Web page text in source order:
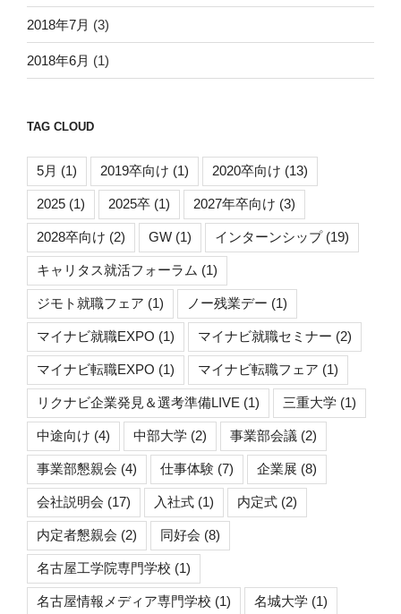
2018年7月 (3)
2018年6月 (1)
TAG CLOUD
5月 (1) 2019卒向け (1) 2020卒向け (13)
2025 (1) 2025卒 (1) 2027年卒向け (3)
2028卒向け (2) GW (1) インターンシップ(19)
キャリタス就活フォーラム (1)
ジモト就職フェア (1) ノー残業デー (1)
マイナビ就職EXPO (1) マイナビ就職セミナー (2)
マイナビ転職EXPO (1) マイナビ転職フェア (1)
リクナビ企業発見＆選考準備LIVE (1) 三重大学 (1)
中途向け (4) 中部大学 (2) 事業部会議 (2)
事業部懇親会 (4) 仕事体験 (7) 企業展 (8)
会社説明会 (17) 入社式 (1) 内定式 (2)
内定者懇親会 (2) 同好会 (8)
名古屋工学院専門学校 (1)
名古屋情報メディア専門学校 (1) 名城大学 (1)